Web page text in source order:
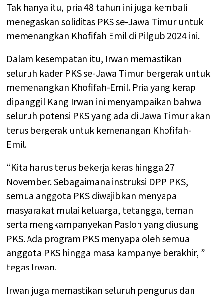
Tak hanya itu, pria 48 tahun ini juga kembali
menegaskan soliditas PKS se-Jawa Timur untuk
memenangkan Khofifah Emil di Pilgub 2024 ini.
Dalam kesempatan itu, Irwan memastikan
seluruh kader PKS se-Jawa Timur bergerak untuk
memenangkan Khofifah-Emil. Pria yang kerap
dipanggil Kang Irwan ini menyampaikan bahwa
seluruh potensi PKS yang ada di Jawa Timur akan
terus bergerak untuk kemenangan Khofifah-
Emil.
“Kita harus terus bekerja keras hingga 27
November. Sebagaimana instruksi DPP PKS,
semua anggota PKS diwajibkan menyapa
masyarakat mulai keluarga, tetangga, teman
serta mengkampanyekan Paslon yang diusung
PKS. Ada program PKS menyapa oleh semua
anggota PKS hingga masa kampanye berakhir, ”
tegas Irwan.
Irwan juga memastikan seluruh pengurus dan